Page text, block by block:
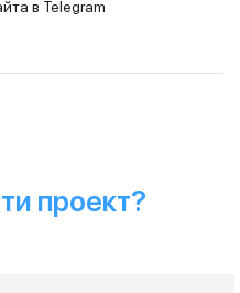
в Telegram
проект?